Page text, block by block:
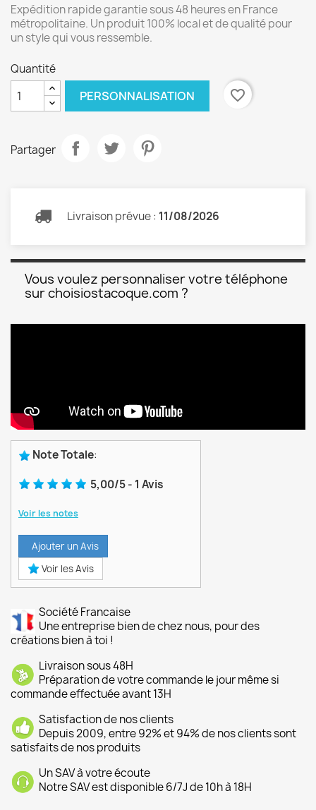
Expédition rapide garantie sous 48 heures en France
métropolitaine. Un produit 100% local et de qualité pour
un style qui vous ressemble.
Quantité
PERSONNALISATION favorite_border
Partager
Livraison prévue : 11/08/2026
Vous voulez personnaliser votre téléphone
sur choisiostacoque.com ?
Note Totale:
5,00/5- 1 Avis
Voir les notes
Ajouter un Avis
Voir les Avis
Société Francaise
Une entreprise bien de chez nous, pour des
créations bien à toi !
Livraison sous 48H
Préparation de votre commande le jour même si
commande effectuée avant 13H
Satisfaction de nos clients
Depuis 2009, entre 92% et 94% de nos clients sont
satisfaits de nos produits
Un SAV à votre écoute
Notre SAV est disponible 6/7J de 10h à 18H